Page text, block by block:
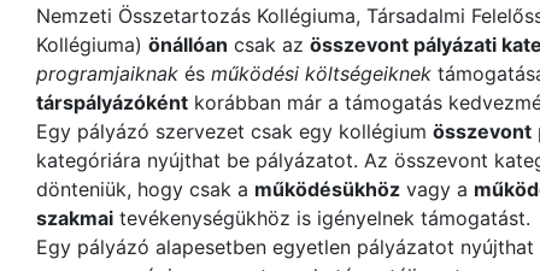
Nemzeti Összetartozás Kollégiuma, Társadalmi
Kollégiuma) önállóan csak az összevont pályázati
programjaiknak és működési költségeiknek
társpályázóként korábban már a támogatás
Egy pályázó szervezet csak egy kollégium összevont
kategóriára nyújthat be pályázatot. Az összevont
dönteniük, hogy csak a működésükhöz vagy a
szakmai tevékenységükhöz is igényelnek támogatást.
Egy pályázó alapesetben egyetlen pályázatot